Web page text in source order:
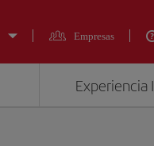
Empresas
Experiencia